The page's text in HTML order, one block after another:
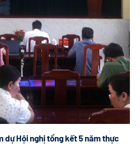
dự Hội nghị tổng kết 5 năm thực